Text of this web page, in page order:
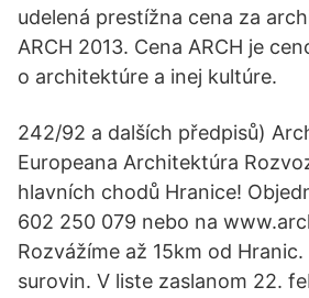
udelená prestížna cena za
ARCH 2013. Cena ARCH je
o architektúre a inej kultúre.
242/92 a dalších předpisů)
Europeana Architektúra
hlavních chodů Hranice!
602 250 079 nebo na
Rozvážíme až 15km od
surovin. V liste zaslanom 22.